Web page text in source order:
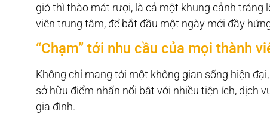
gió thì thào mát rượi, là cả một khung cảnh tráng
viên trung tâm, để bắt đầu một ngày mới đầy
“Chạm” tới nhu cầu của mọi thành
Không chỉ mang tới một không gian sống hiện
sở hữu điểm nhấn nổi bật với nhiều tiện ích, dịch
gia đình.